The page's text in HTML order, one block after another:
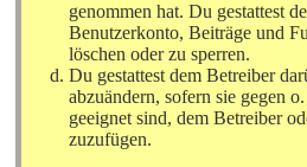
genommen hat. Du gestattest
Benutzerkonto, Beiträge und
löschen oder zu sperren.
Du gestattest dem Betreiber
abzuändern, sofern sie gegen
geeignet sind, dem Betreiber
zuzufügen.